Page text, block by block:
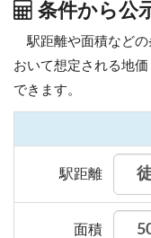
条件から公
駅距離や面積など
おいて想定される地
できます。
駅距離
面積